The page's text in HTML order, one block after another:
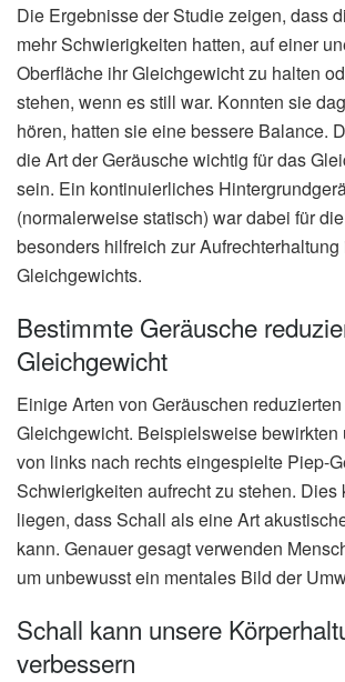
Die Ergebnisse der Studie zeigen, dass
mehr Schwierigkeiten hatten, auf einer
Oberfläche ihr Gleichgewicht zu halten
stehen, wenn es still war. Konnten sie
hören, hatten sie eine bessere Balance.
die Art der Geräusche wichtig für das
sein. Ein kontinuierliches
(normalerweise statisch) war dabei für
besonders hilfreich zur Aufrechterhaltung
Gleichgewichts.
Bestimmte Geräusche
Gleichgewicht
Einige Arten von Geräuschen
Gleichgewicht. Beispielsweise bewirkten
von links nach rechts eingespielte Piep-
Schwierigkeiten aufrecht zu stehen. Dies
liegen, dass Schall als eine Art
kann. Genauer gesagt verwenden
um unbewusst ein mentales Bild der
Schall kann unsere
verbessern